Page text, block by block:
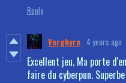
Reply
Vorghyrn 4 years ago
Excellent jeu. Ma porte
faire du cyberpun.